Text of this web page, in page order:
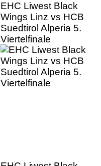
EHC Liwest Black
Wings Linz vs HCB
Suedtirol Alperia 5.
Viertelfinale